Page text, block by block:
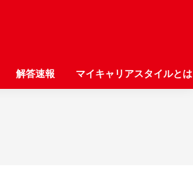
解答速報 マイキャリアスタイルとは
解答速報 マイキャリアスタイルとは